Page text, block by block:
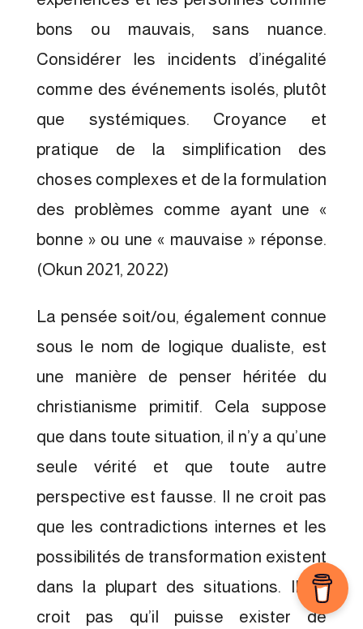
bons ou mauvais, sans nuance.
Considérer les incidents d’inégalité
comme des événements isolés, plutôt
que systémiques. Croyance et
pratique de la simplification des
choses complexes et de la formulation
des problèmes comme ayant une «
bonne » ou une « mauvaise » réponse.
(Okun 2021, 2022)
La pensée soit/ou, également connue
sous le nom de logique dualiste, est
une manière de penser héritée du
christianisme primitif. Cela suppose
que dans toute situation, il n’y a qu’une
seule vérité et que toute autre
perspective est fausse. Il ne croit pas
que les contradictions internes et les
possibilités de transformation existent
dans la plupart des situations. Il ne
croit pas qu’il puisse exister de